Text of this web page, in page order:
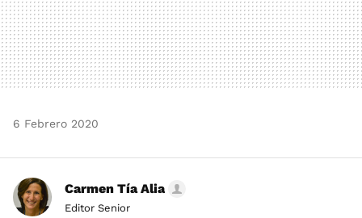
6 Febrero 2020
Carmen Tía Alia
Editor Senior